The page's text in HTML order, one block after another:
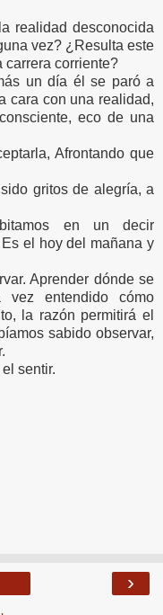
realidad desconocida
vez? ¿Resulta este
carrera corriente?
un día él se paró a
cara con una realidad,
eco de una
Afrontando que
gritos de alegría, a
en un decir
el hoy del mañana y
Aprender dónde se
entendido cómo
la razón permitirá el
sabido observar,
sentir.
›